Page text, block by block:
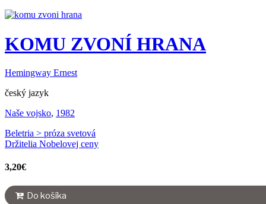
KOMU ZVONÍ HRANA
Hemingway Ernest
český jazyk
Naše vojsko, 1982
Beletria > próza svetová
Držitelia Nobelovej ceny
3,20€
Do košíka